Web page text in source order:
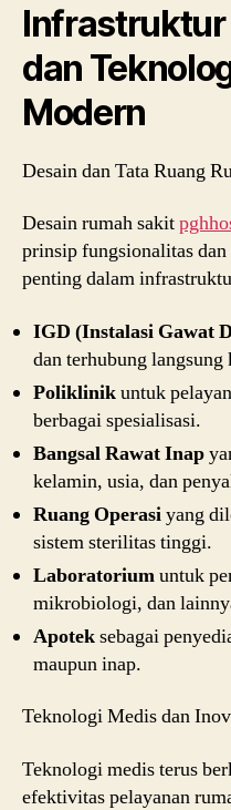
Infrastruktur
dan
Modern
Desain dan Tata Ruang
Desain rumah sakit
prinsip fungsionalitas
penting dalam
IGD (Instalasi Gawat
dan terhubung
Poliklinikuntuk
berbagai spesialisasi.
Bangsal Rawat Inap
kelamin, usia, dan
Ruang Operasiyang
sistem sterilitas tinggi.
Laboratoriumuntuk
mikrobiologi, dan
Apoteksebagai
maupun inap.
Teknologi Medis dan
Teknologi medis terus
efektivitas pelayanan